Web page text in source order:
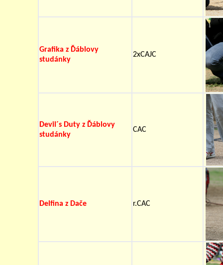
Grafika z Ďáblovy
studánky
2xCAJC
Devil´s Duty z Ďáblovy
studánky
CAC
Delfina z Dače r.CAC